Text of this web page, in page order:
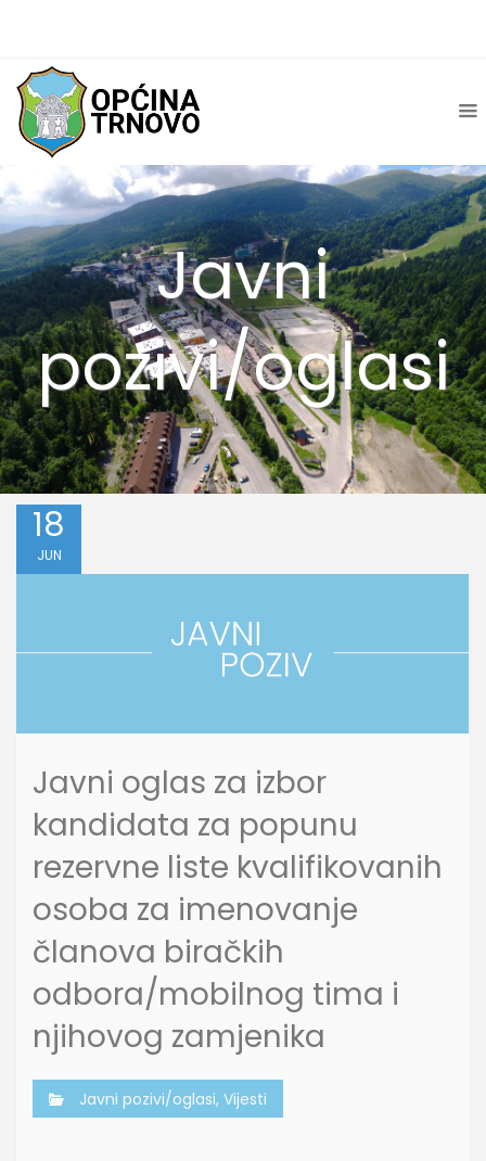
Javni
pozivi/oglasi
18
JUN
Javni oglas za izbor
kandidata za popunu
rezervne liste kvalifikovanih
osoba za imenovanje
članova biračkih
odbora/mobilnog tima i
njihovog zamjenika
Javni pozivi/oglasi, Vijesti